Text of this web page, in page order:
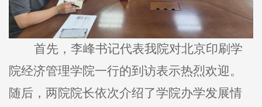
首先，李峰书记代表我院对北京印刷学
院经济管理学院一行的到访表示热烈欢迎。
随后，两院院长依次介绍了学院办学发展情